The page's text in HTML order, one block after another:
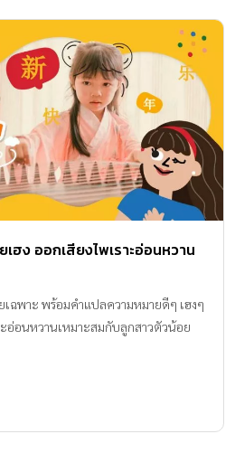
ง ออกเสียงไพเราะอ่อนหวาน
พาะ พร้อมคำแปลความหมายดีๆ เฮงๆ
อ่อนหวานเหมาะสมกับลูกสาวตัวน้อย